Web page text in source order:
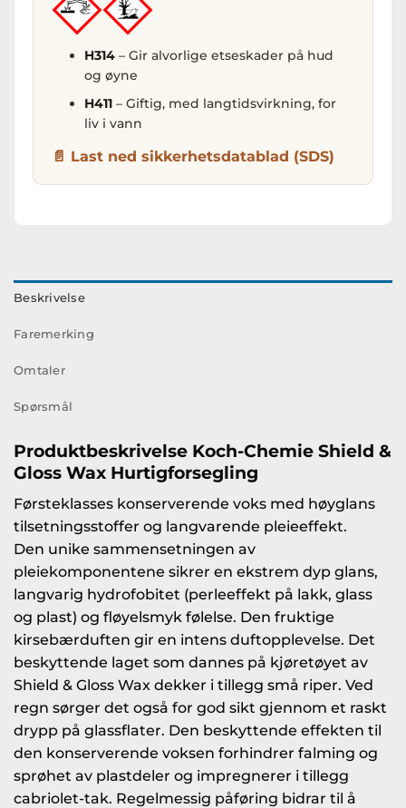
H314 – Gir alvorlige etseskader på hud
og øyne
H411 – Giftig, med langtidsvirkning, for
liv i vann
Last ned sikkerhetsdatablad (SDS)
Beskrivelse
Faremerking
Omtaler
Spørsmål
Produktbeskrivelse Koch-Chemie Shield &
Gloss Wax Hurtigforsegling
Førsteklasses konserverende voks med høyglans
tilsetningsstoffer og langvarende pleieeffekt.
Den unike sammensetningen av
pleiekomponentene sikrer en ekstrem dyp glans,
langvarig hydrofobitet (perleeffekt på lakk, glass
og plast) og fløyelsmyk følelse. Den fruktige
kirsebærduften gir en intens duftopplevelse. Det
beskyttende laget som dannes på kjøretøyet av
Shield & Gloss Wax dekker i tillegg små riper. Ved
regn sørger det også for god sikt gjennom et raskt
drypp på glassflater. Den beskyttende effekten til
den konserverende voksen forhindrer falming og
sprøhet av plastdeler og impregnerer i tillegg
cabriolet-tak. Regelmessig påføring bidrar til å